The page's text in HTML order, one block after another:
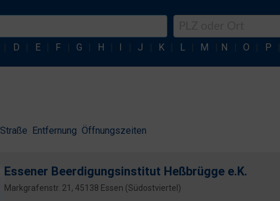
D E F G H I J K L M N O P
Straße Entfernung Öffnungszeiten
Essener Beerdigungsinstitut Heßbrügge e.K.
Markgrafenstr. 21, 45138 Essen (Südostviertel)